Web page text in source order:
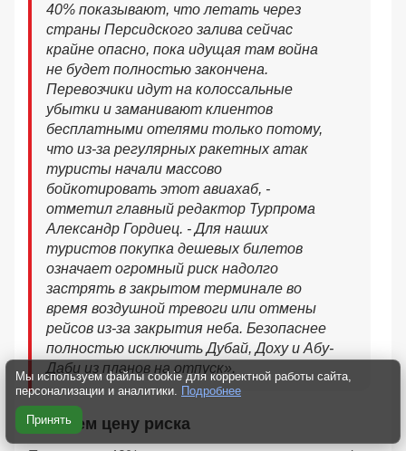
40% показывают, что летать через
страны Персидского залива сейчас
крайне опасно, пока идущая там война
не будет полностью закончена.
Перевозчики идут на колоссальные
убытки и заманивают клиентов
бесплатными отелями только потому,
что из-за регулярных ракетных атак
туристы начали массово
бойкотировать этот авиахаб, -
отметил главный редактор Турпрома
Александр Гордиец. - Для наших
туристов покупка дешевых билетов
означает огромный риск надолго
застрять в закрытом терминале во
время воздушной тревоги или отмены
рейсов из-за закрытия неба. Безопаснее
полностью исключить Дубай, Доху и Абу-
Даби из планов на отпуск».
Считаем цену риска
Мы используем файлы cookie для корректной работы сайта,
персонализации и аналитики. Подробнее
Принять